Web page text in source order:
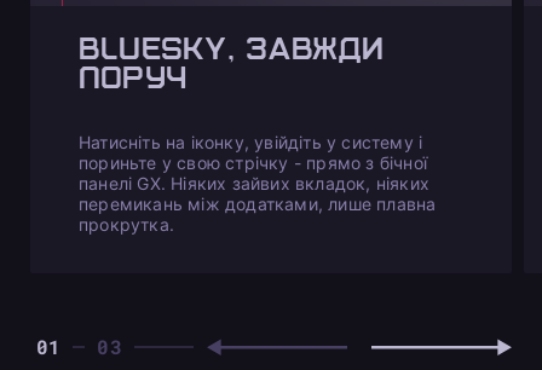
BLUESKY, ЗАВЖДИ
ПОРУЧ
Натисніть на іконку, увійдіть у систему і
пориньте у свою стрічку - прямо з бічної
панелі GX. Ніяких зайвих вкладок, ніяких
перемикань між додатками, лише плавна
прокрутка.
01